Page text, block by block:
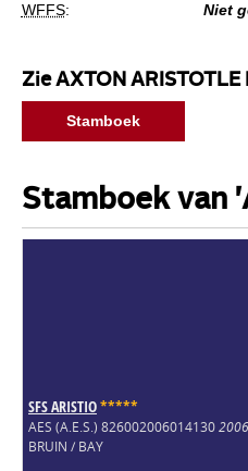
WFFS: Niet
Zie AXTON ARISTOTLE
Stamboek
Stamboek van
SFS ARISTIO*****
AES (A.E.S.) 8260020060141302006
BRUIN / BAY